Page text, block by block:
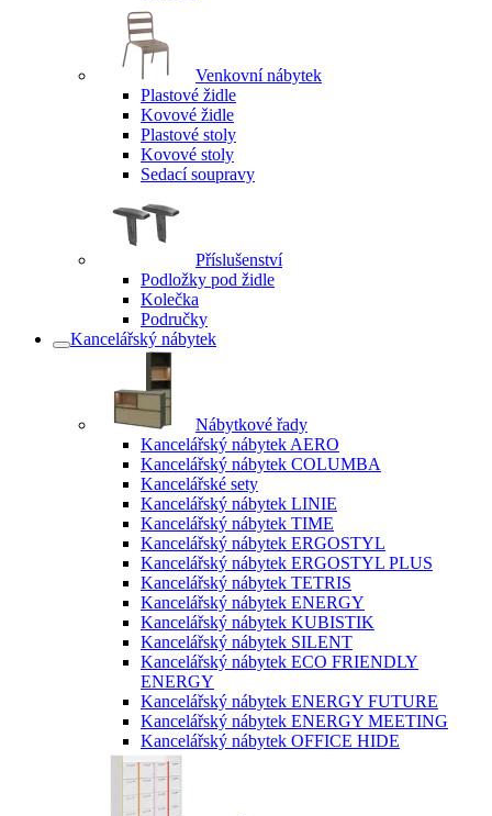
Venkovní nábytek
Plastové židle
Kovové židle
Plastové stoly
Kovové stoly
Sedací soupravy
Příslušenství
Podložky pod židle
Kolečka
Područky
Kancelářský nábytek
Nábytkové řady
Kancelářský nábytek AERO
Kancelářský nábytek COLUMBA
Kancelářské sety
Kancelářský nábytek LINIE
Kancelářský nábytek TIME
Kancelářský nábytek ERGOSTYL
Kancelářský nábytek ERGOSTYL PLUS
Kancelářský nábytek TETRIS
Kancelářský nábytek ENERGY
Kancelářský nábytek KUBISTIK
Kancelářský nábytek SILENT
Kancelářský nábytek ECO FRIENDLY
ENERGY
Kancelářský nábytek ENERGY FUTURE
Kancelářský nábytek ENERGY MEETING
Kancelářský nábytek OFFICE HIDE